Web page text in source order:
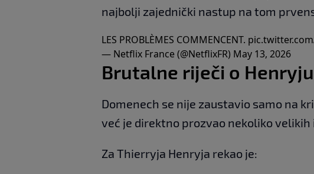
najbolji zajednički nastup na tom
LES PROBLÈMES COMMENCENT.
— Netflix France (@NetflixFR) May 13, 2026
Brutalne riječi o
Domenech se nije zaustavio samo na
već je direktno prozvao nekoliko velikih
Za Thierryja Henryja rekao je: